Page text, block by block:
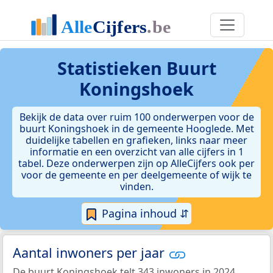
Statistieken Buurt
Koningshoek
Bekijk de data over ruim 100 onderwerpen voor de
buurt Koningshoek in de gemeente Hooglede. Met
duidelijke tabellen en grafieken, links naar meer
informatie en een overzicht van alle cijfers in 1
tabel. Deze onderwerpen zijn op AlleCijfers ook per
voor de gemeente en per deelgemeente of wijk te
vinden.
Pagina inhoud ⇵
Aantal inwoners per jaar